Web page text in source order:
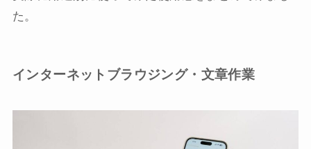
た。
インターネットブラウジング・文章作業